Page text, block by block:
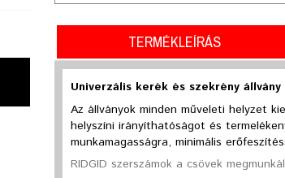
TERMÉKLEÍRÁS
Univerzális kerék és szekrény
Az állványok minden műveleti helyzet
helyszíni irányíthatóságot és
munkamagasságra, minimális
RIDGID szerszámok a csövek